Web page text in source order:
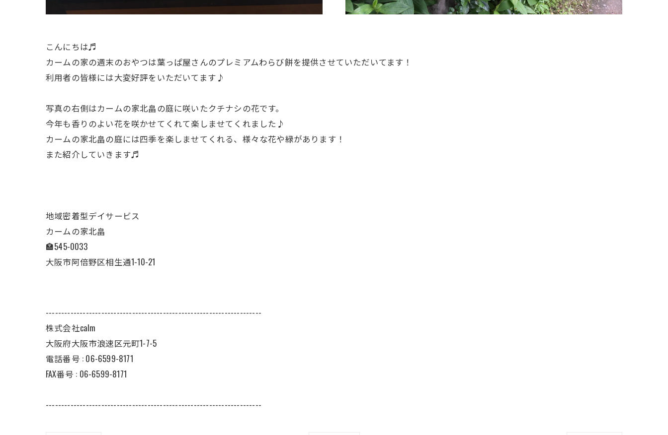
こんにちは♬
カームの家の週末のおやつは葉っぱ屋さんのプレミアムわらび餅を提供させていただいてます！
利用者の皆様には大変好評をいただいてます♪
写真の右側はカームの家北畠の庭に咲いたクチナシの花です。
今年も香りのよい花を咲かせてくれて楽しませてくれました♪
カームの家北畠の庭には四季を楽しませてくれる、様々な花や緑があります！
また紹介していきます♬
地域密着型デイサービス
カームの家北畠
🏣545-0033
大阪市阿倍野区相生通1-10-21
----------------------------------------------------------------------
株式会社calm
大阪府大阪市浪速区元町1-7-5
電話番号 : 06-6599-8171
FAX番号 : 06-6599-8171
----------------------------------------------------------------------